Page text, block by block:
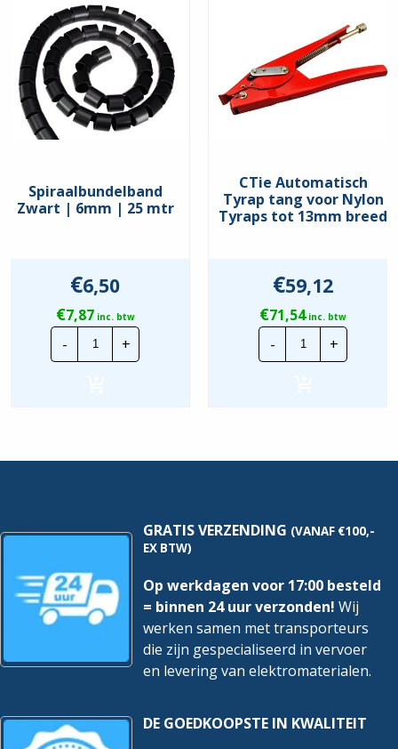
Spiraalbundelband
Zwart | 6mm | 25 mtr
€6,50
€7,87inc. btw
-
Spiraalbundelband
Zwart
|
+
CTie Automatisch
Tyrap tang voor Nylon
Tyraps tot 13mm breed
€59,12
€71,54inc. btw
-
CTie
Automatisch
Tyrap
breed
+
GRATIS VERZENDING (VANAF €100,-
EX BTW)
Op werkdagen voor 17:00 besteld
= binnen 24 uur verzonden! Wij
werken samen met transporteurs
die zijn gespecialiseerd in vervoer
en levering van elektromaterialen.
DE GOEDKOOPSTE IN KWALITEIT